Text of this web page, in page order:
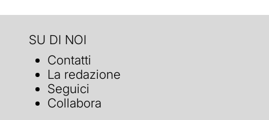
SU DI NOI
Contatti
La redazione
Seguici
Collabora